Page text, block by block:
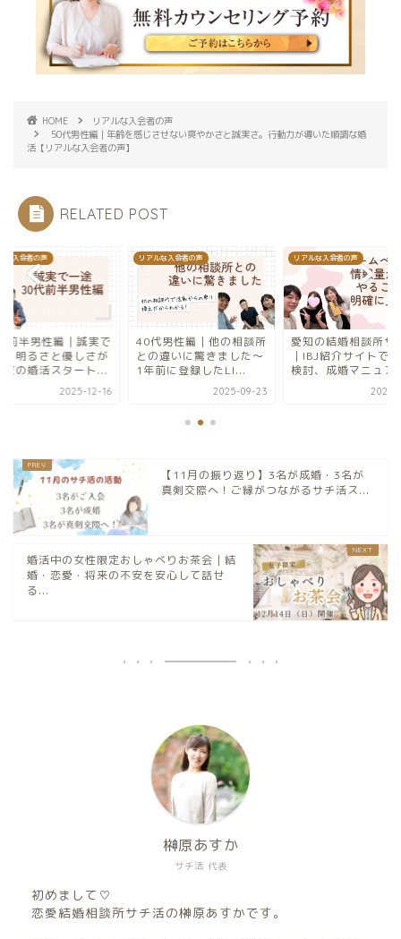
HOME
リアルな入会者の声
50代男性編｜年齢を感じさせない爽やかさと誠実さ。行動力が導いた順調な婚
活【リアルな入会者の声】
RELATED POST
な入会者の声
前半男性編｜誠実で
。明るさと優しさが
彼の婚活スタート...
2025-12-16
リアルな入会者の声
40代男性編｜他の相談所
との違いに驚きました〜
1年前に登録したLI...
2025-09-23
リアルな入会者の声
愛知の結婚相談所サ
｜IBJ紹介サイトで
検討、成婚マニュア
2025-
【11月の振り返り】3名が成婚・3名が
真剣交際へ！ご縁がつながるサチ活ス...
婚活中の女性限定おしゃべりお茶会｜結
婚・恋愛・将来の不安を安心して話せ
る...
サチ活 代表
榊原あすか
初めまして♡
恋愛結婚相談所サチ活の榊原あすかです。